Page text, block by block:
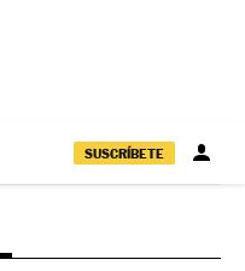
SUSCRÍBETE